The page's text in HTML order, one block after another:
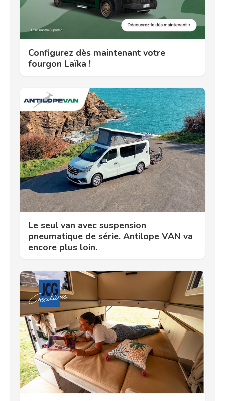
Configurez dès maintenant votre
fourgon Laïka !
Le seul van avec suspension
pneumatique de série. Antilope VAN va
encore plus loin.